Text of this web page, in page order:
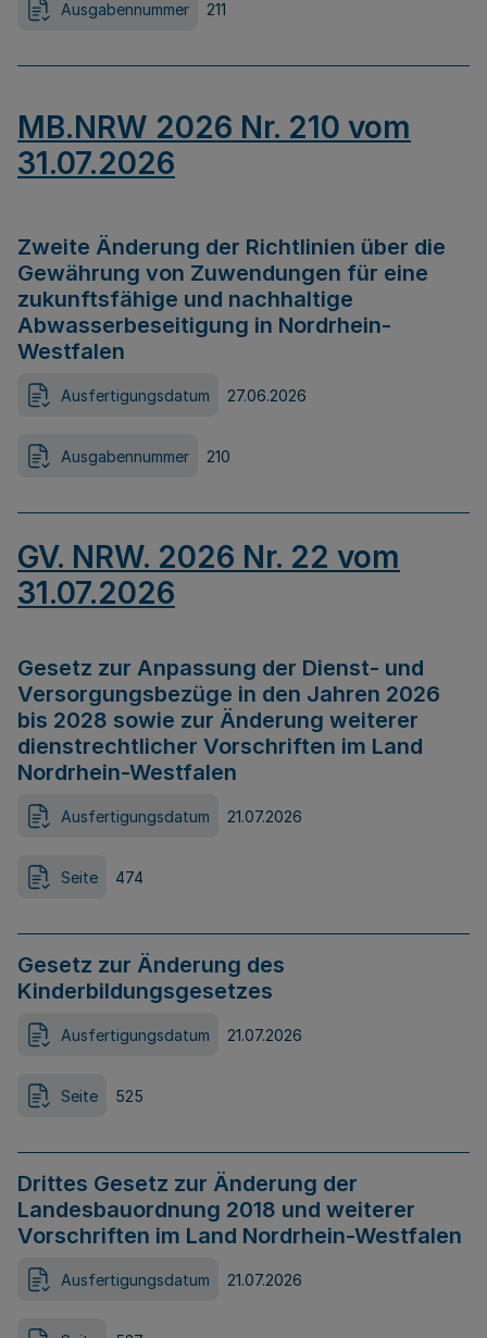
Ausgabennummer 211
MB.NRW 2026 Nr. 210 vom
31.07.2026
Zweite Änderung der Richtlinien über die
Gewährung von Zuwendungen für eine
zukunftsfähige und nachhaltige
Abwasserbeseitigung in Nordrhein-
Westfalen
Ausfertigungsdatum 27.06.2026
Ausgabennummer 210
GV. NRW. 2026 Nr. 22 vom
31.07.2026
Gesetz zur Anpassung der Dienst- und
Versorgungsbezüge in den Jahren 2026
bis 2028 sowie zur Änderung weiterer
dienstrechtlicher Vorschriften im Land
Nordrhein-Westfalen
Ausfertigungsdatum 21.07.2026
Seite 474
Gesetz zur Änderung des
Kinderbildungsgesetzes
Ausfertigungsdatum 21.07.2026
Seite 525
Drittes Gesetz zur Änderung der
Landesbauordnung 2018 und weiterer
Vorschriften im Land Nordrhein-Westfalen
Ausfertigungsdatum 21.07.2026